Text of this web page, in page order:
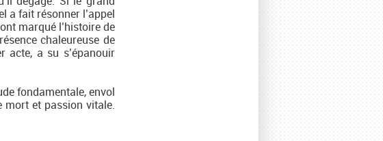
a fait résonner l’appel
marqué l’histoire de
chaleureuse de
acte, a su s’épanouir
fondamentale, envol
mort et passion vitale.